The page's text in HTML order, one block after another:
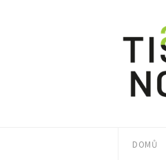
DOMŮ